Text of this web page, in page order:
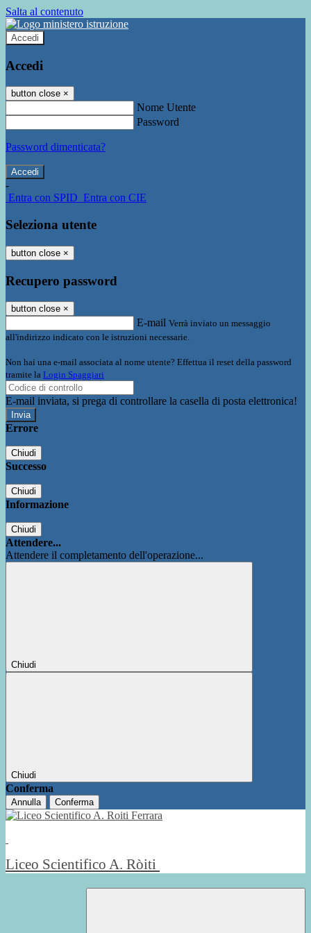
Salta al contenuto
Accedi
Accedi
button close ×
Nome Utente
Password
Password dimenticata?
-
Entra con SPID Entra con CIE
Seleziona utente
button close ×
Recupero password
button close ×
E-mail Verrà inviato un messaggio
all'indirizzo indicato con le istruzioni necessarie.
Non hai una e-mail associata al nome utente? Effettua il reset della password
tramite la Login Spaggiari
E-mail inviata, si prega di controllare la casella di posta elettronica!
Errore
Chiudi
Successo
Chiudi
Informazione
Chiudi
Attendere...
Attendere il completamento dell'operazione...
Chiudi
Chiudi
Conferma
Annulla Conferma
Liceo Scientifico A. Ròiti